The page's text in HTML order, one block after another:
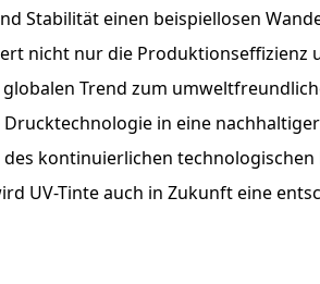
Stabilität einen beispiellosen
nicht nur die Produktionseffizienz
Trend zum
in eine
kontinuierlichen
UV-Tinte auch in Zukunft eine